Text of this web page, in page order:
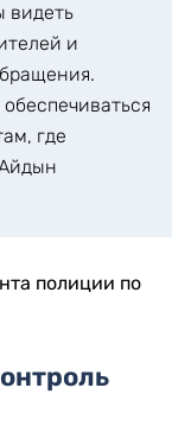
видеть
и
где
полиции по